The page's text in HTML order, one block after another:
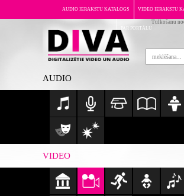
AUDIO IERAKSTU KATALOGS VIDEO IERAKSTU
PAR PORTĀLU
Tulkošanu
AUDIO
VIDEO